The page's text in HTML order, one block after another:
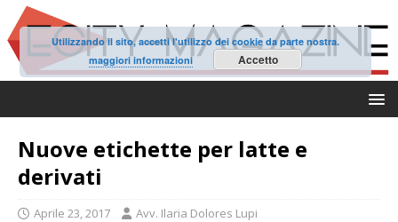
Nuove etichette per latte e
derivati
Aprile 23, 2017 Avv. Ilaria Dolores Lupi
Utilizzando il sito, accetti l'utilizzo dei cookie da parte nostra.
maggiori informazioni
Accetto